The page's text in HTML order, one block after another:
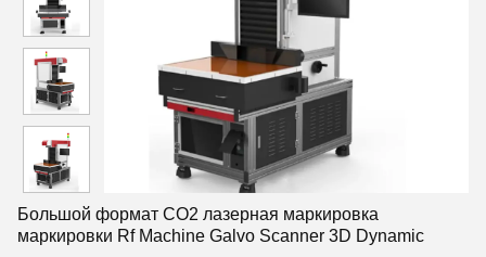
Большой формат CO2 лазерная маркировка
маркировки Rf Machine Galvo Scanner 3D Dynamic